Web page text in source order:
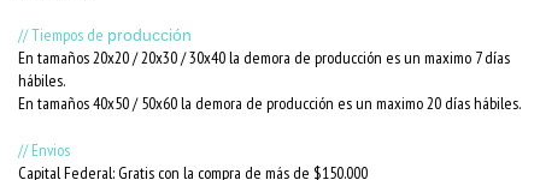
// Tiempos de producción
En tamaños 20x20 / 20x30 / 30x40 la demora de producción es un maximo 7 días
hábiles.
En tamaños 40x50 / 50x60 la demora de producción es un maximo 20 días hábiles.
// Envios
Capital Federal: Gratis con la compra de más de $150.000